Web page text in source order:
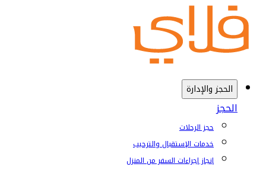
الحجز والإدارة
الحجز
حجز الرحلات
خدمات الإستقبال والترحيب
إنجاز إجراءات السفر من المنزل